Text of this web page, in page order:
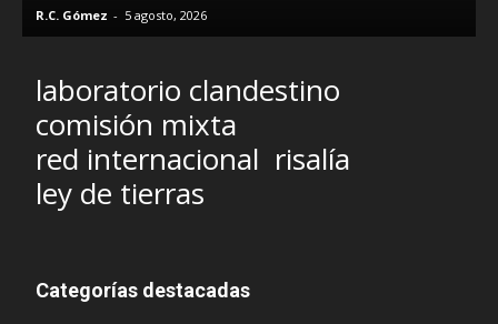
R.C. Gómez - 5 agosto, 2026
laboratorio clandestino
comisión mixta
red internacional risalía
ley de tierras
Categorías destacadas